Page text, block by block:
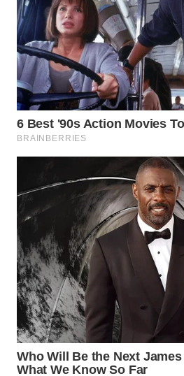
WN
SURABAYA
WN
NATUNA
WN
BINTAN
WN
MANDALIKA
WN
LIKUPANG
WN
LABUANBAJO
WN
BORNEO